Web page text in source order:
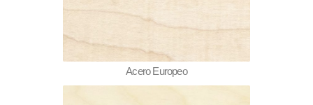
Acero Europeo